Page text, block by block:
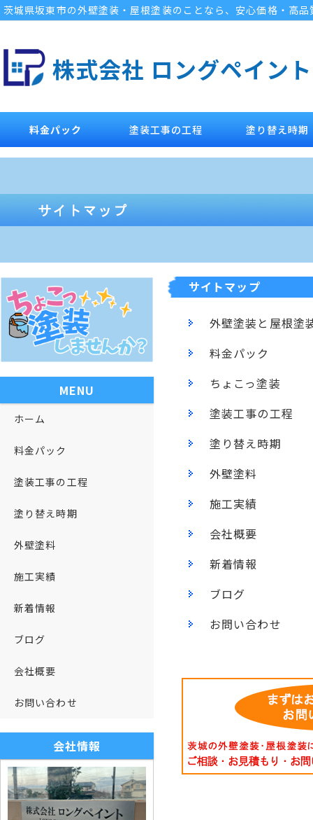
茨城県坂東市の外壁塗装・屋根塗装のことなら、安心価格・高
株式会社 ロングペイント
料金パック 塗装工事の工程 塗り替え時期
サイトマップ
外壁塗装と屋根塗
料金パック
ちょこっ塗装
塗装工事の工程
塗り替え時期
外壁塗料
施工実績
会社概要
新着情報
ブログ
お問い合わせ
MENU
ホーム
料金パック
塗装工事の工程
塗り替え時期
外壁塗料
施工実績
新着情報
ブログ
会社概要
お問い合わせ
会社情報